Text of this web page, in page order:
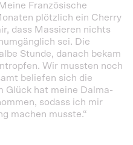
Französische
plötzlich ein Cherry
dass Massieren nichts
sei. Die
Stunde, danach bekam
Wir mussten noch
beliefen sich die
Glück hat meine Dalma-
sodass ich mir
machen musste.“